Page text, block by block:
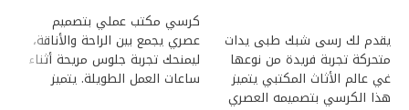
يقدم لك رسى شبك طبى يدات
متحركة تجربة فريدة من نوعها
غي عالم الأثاث المكتبي يتميز
هذا الكرسي بتصميمه العصري
كرسي مكتب عملي بتصميم
عصري يجمع بين الراحة والأناقة،
ليمنحك تجربة جلوس مريحة أثناء
ساعات العمل الطويلة. يتميز